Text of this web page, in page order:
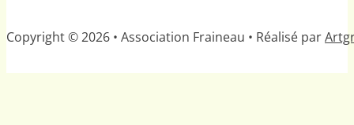
Copyright © 2026 • Association Fraineau • Réalisé par